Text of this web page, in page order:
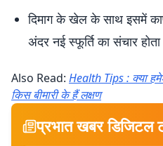
दिमाग के खेल के साथ इसमें
अंदर नई स्फूर्ति का संचार
Also Read: Health Tips : क्या
किस बीमारी के हैं लक्षण
प्रभात खबर डिजिटल